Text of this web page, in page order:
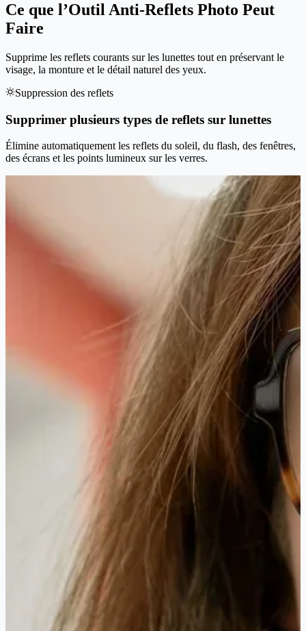
Ce que l’Outil Anti-Reflets Photo Peut
Faire
Supprime les reflets courants sur les lunettes tout en préservant le
visage, la monture et le détail naturel des yeux.
Suppression des reflets
Supprimer plusieurs types de reflets sur lunettes
Élimine automatiquement les reflets du soleil, du flash, des fenêtres,
des écrans et les points lumineux sur les verres.